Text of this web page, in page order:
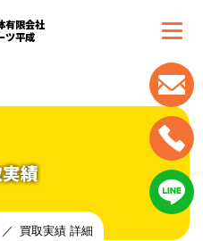
有限会社
ツ平成
績
買取実績 詳細